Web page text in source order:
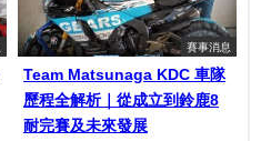
賽事消息
Team Matsunaga KDC 車隊
歷程全解析｜從成立到鈴鹿8
耐完賽及未來發展